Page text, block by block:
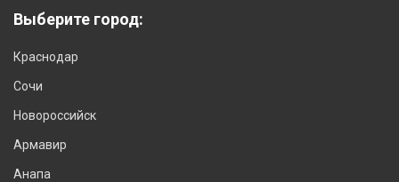
Выберите город:
Краснодар
Сочи
Новороссийск
Армавир
Анапа